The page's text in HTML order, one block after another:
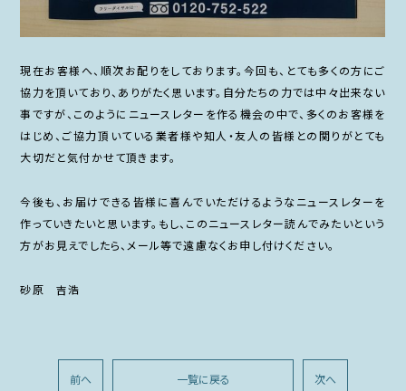
現在お客様へ、順次お配りをしております。今回も、とても多くの方にご
協力を頂いており、ありがたく思います。自分たちの力では中々出来ない
事ですが、このようにニュースレターを作る機会の中で、多くのお客様を
はじめ、ご協力頂いている業者様や知人・友人の皆様との関りがとても
大切だと気付かせて頂きます。
今後も、お届けできる皆様に喜んでいただけるようなニュースレターを
作っていきたいと思います。もし、このニュースレター読んでみたいという
方がお見えでしたら、メール等で遠慮なくお申し付けください。
砂原 吉浩
前へ 一覧に戻る 次へ